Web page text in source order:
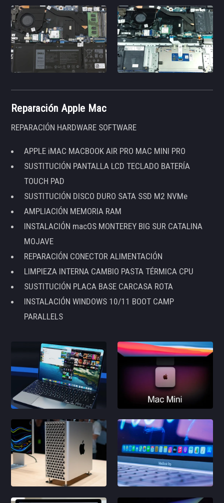
Reparación Apple Mac
REPARACIÓN HARDWARE SOFTWARE
APPLE iMAC MACBOOK AIR PRO MAC MINI PRO
SUSTITUCIÓN PANTALLA LCD TECLADO BATERÍA
TOUCH PAD
SUSTITUCIÓN DISCO DURO SATA SSD M2 NVMe
AMPLIACIÓN MEMORIA RAM
INSTALACIÓN macOS MONTEREY BIG SUR CATALINA
MOJAVE
REPARACIÓN CONECTOR ALIMENTACIÓN
LIMPIEZA INTERNA CAMBIO PASTA TÉRMICA CPU
SUSTITUCIÓN PLACA BASE CARCASA ROTA
INSTALACIÓN WINDOWS 10/11 BOOT CAMP
PARALLELS